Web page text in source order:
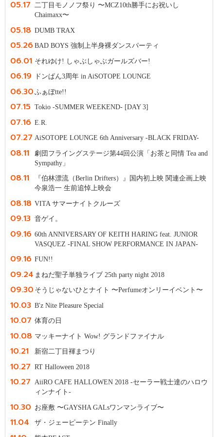
05.17
二丁目モノノフ祭り 〜MCZ10th勝手にお祝いし
Chaimaxx〜
05.18 DUMB TRAX
05.26 BAD BOYS 強制上半身裸ダンスパーティ
06.01 それゆけ! しゃぶしゃぶガールズバー!
06.19 ドンぱん3周年 in AiSOTOPE LOUNGE
06.30ふぁぼtte!!
07.15 Tokio -SUMMER WEEKEND- [DAY 3]
07.16 E.R.
07.27 AiSOTOPE LOUNGE 6th Anniversary -BLACK FRIDAY-
08.11
劇団フライングステージ第44回公演「お茶と同情 Tea and
Sympathy」
08.11
『伯林漂流（Berlin Drifters）』国内初上映 関連企画上映
今泉浩一 生前追悼上映会
08.18 VITA サマーナイトクルーズ
09.13 音ゲイ。
09.16 60th ANNIVERSARY OF KEITH HARING feat. JUNIOR
VASQUEZ -FINAL SHOW PERFORMANCE IN JAPAN-
09.16 FUN!!
09.24 まねだ聖子単独ライブ 25th party night 2018
09.30 そうじゃないひとナイト 〜Perfumeオンリーイベント〜
10.03 B'z Nite Pleasure Special
10.07 体育の日
10.08 マッキーナイト Wow! グランドファイナル
10.21 新宿二丁目褌まつり
10.27 RT Halloween 2018
10.27 AiiRO CAFE HALLOWEN 2018 -セーラー戦士達のハロウ
ィンナイト-
10.30 お座敷 〜GAYSHA GALsワンマンライブ〜
11.04 ザ・ジェーピーテン Finally